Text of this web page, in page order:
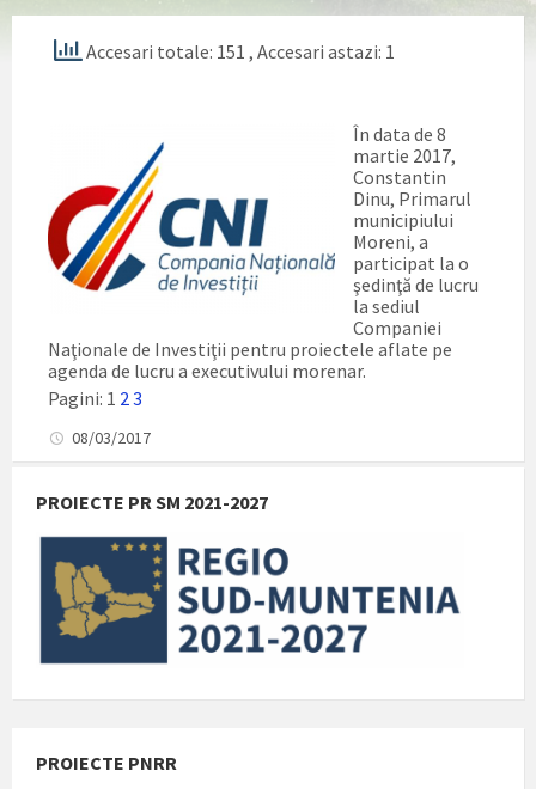
Accesari totale: 151 , Accesari astazi: 1
În data de 8
martie 2017,
Constantin
Dinu, Primarul
municipiului
Moreni, a
participat la o
şedinţă de lucru
la sediul
Companiei
Naţionale de Investiţii pentru proiectele aflate pe
agenda de lucru a executivului morenar.
Pagini: 1 2 3
08/03/2017
PROIECTE PR SM 2021-2027
PROIECTE PNRR